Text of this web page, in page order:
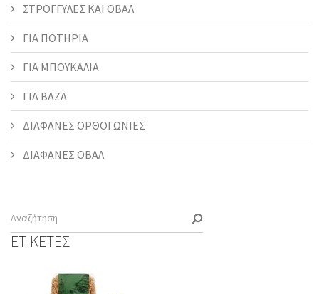
ΣΤΡΟΓΓΥΛΕΣ ΚΑΙ ΟΒΑΛ
ΓΙΑ ΠΟΤΗΡΙΑ
ΓΙΑ ΜΠΟΥΚΑΛΙΑ
ΓΙΑ ΒΑΖΑ
ΔΙΑΦΑΝΕΣ ΟΡΘΟΓΩΝΙΕΣ
ΔΙΑΦΑΝΕΣ ΟΒΑΛ
ΕΤΙΚΕΤΕΣ